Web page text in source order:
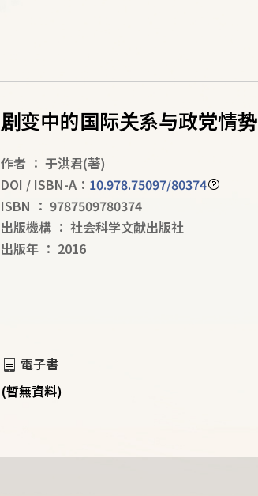
剧变中的国际关系与政党情势
作者 ： 于洪君(著)
DOI / ISBN-A： 10.978.75097/80374
ISBN ： 9787509780374
出版機構 ： 社会科学文献出版社
出版年 ： 2016
電子書
(暫無資料)